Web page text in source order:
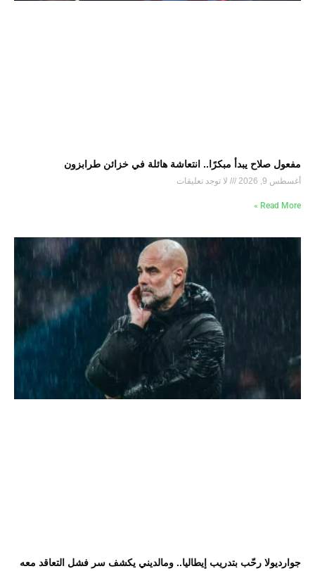
مفعول صلاح يبدأ مبكرًا.. انتعاشة هائلة في خزائن طرابزون
أغسطس 9, 2026 لا توجد تعليقات
Read More »
جوارديولا رحّب بتدريب إيطاليا.. ومالديني يكشف سر فشل التعاقد معه